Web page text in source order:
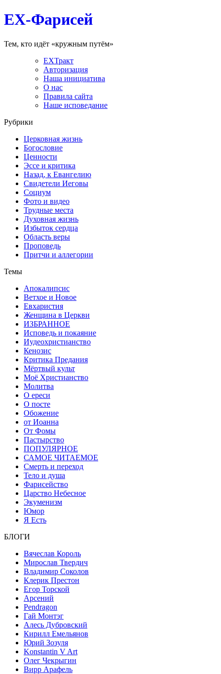
EX-Фарисей
Тем, кто идёт «кружным путём»
EXТракт
Авторизация
Наша инициатива
О нас
Правила сайта
Наше исповедание
Рубрики
Церковная жизнь
Богословие
Ценности
Эссе и критика
Назад, к Евангелию
Свидетели Иеговы
Социум
Фото и видео
Трудные места
Духовная жизнь
Избыток сердца
Область веры
Проповедь
Притчи и аллегории
Темы
Апокалипсис
Ветхое и Новое
Евхаристия
Женщина в Церкви
ИЗБРАННОЕ
Исповедь и покаяние
Иудеохристианство
Кенозис
Критика Предания
Мёртвый культ
Моё Христианство
Молитва
О ереси
О посте
Обожение
от Иоанна
От Фомы
Пастырство
ПОПУЛЯРНОЕ
САМОЕ ЧИТАЕМОЕ
Смерть и переход
Тело и душа
Фарисейство
Царство Небесное
Экуменизм
Юмор
Я Есть
БЛОГИ
Вячеслав Король
Мирослав Твердич
Владимир Соколов
Клерик Престон
Егор Topской
Арсений
Pendragon
Гай Монтэг
Алесь Дубровский
Кирилл Емельянов
Юрий Зозуля
Konstantin V Art
Олег Чекрыгин
Вирр Арафель